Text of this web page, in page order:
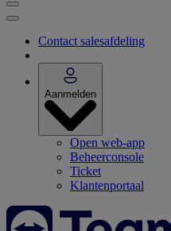
Contact salesafdeling
Aanmelden
Open web-app
Beheerconsole
Ticket
Klantenportaal